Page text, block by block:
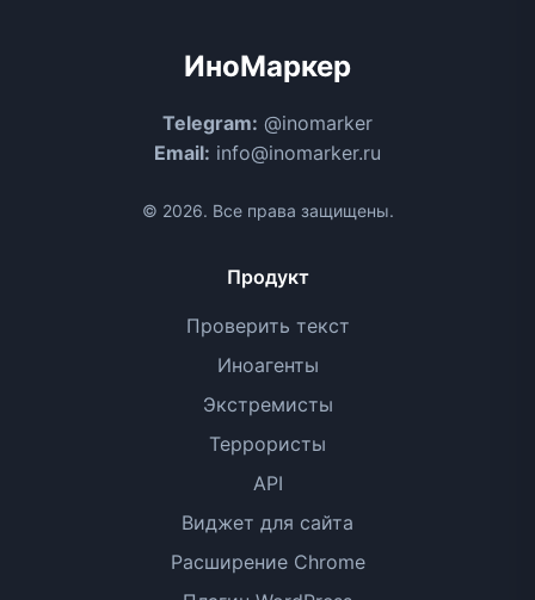
ИноМаркер
Telegram: @inomarker
Email: info@inomarker.ru
© 2026. Все права защищены.
Продукт
Проверить текст
Иноагенты
Экстремисты
Террористы
API
Виджет для сайта
Расширение Chrome